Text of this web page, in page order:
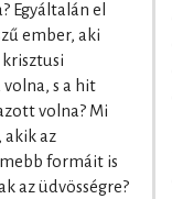
Egyáltalán el
ember, aki
krisztusi
s a hit
volna? Mi
akik az
formáit is
az üdvösségre?